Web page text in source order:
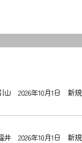
山 2026年10月1日 新規
井 2026年10月1日 新規